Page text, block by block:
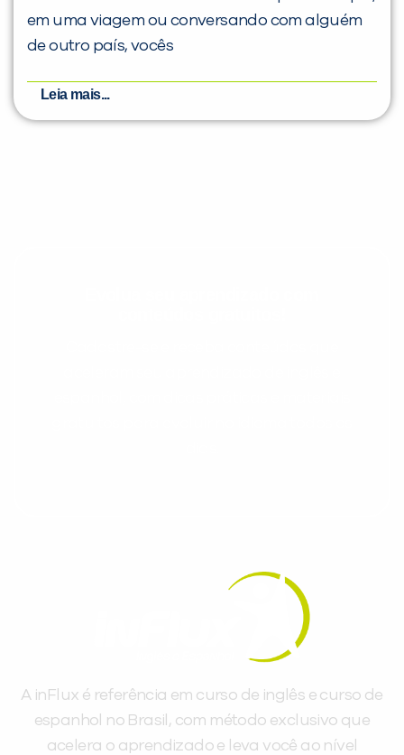
em uma viagem ou conversando com alguém
de outro país, vocês
Leia mais...
A inFlux é referência em curso de inglês e curso de
espanhol no Brasil, com método exclusivo que
acelera o aprendizado e leva você ao nível